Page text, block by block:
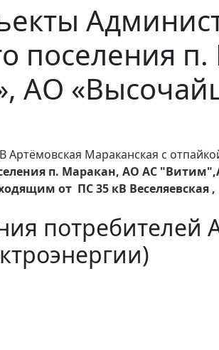
поселения
АО
Мараканская с
п. Маракан, АО АС
от ПС 35 кВ Веселяевская ,
потребителей